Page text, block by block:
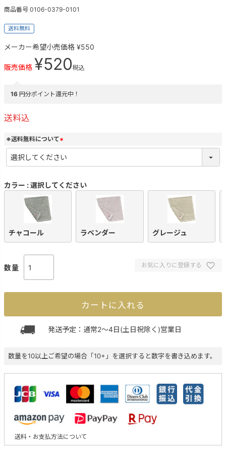
商品番号 0106-0379-0101
送料無料
メーカー希望小売価格 ¥550
販売価格 ¥520税込
16 円分ポイント還元中！
送料込
※送料無料について
(
必
須
カラー 選択してください
チャコール ラベンダー グレージュ
お気に入りに登録する
カートに入れる
発送予定：通常2～4日(土日祝除く)営業日
数量を10以上ご希望の場合「10+」を選択すると数字を書き込めます。
送料・お支払方法について